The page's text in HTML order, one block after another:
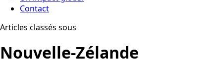
Contact
Articles classés sous
Nouvelle-Zélande